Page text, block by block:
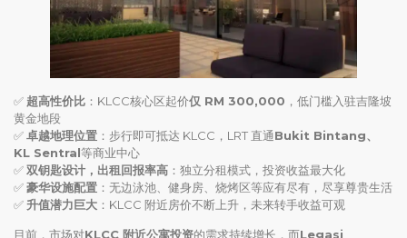
✅ 超高性价比 ：KLCC核心区起价仅 RM 300,000 ，低门槛入驻吉隆坡
黄金地段
✅卓越地理位置 ：步行即可抵达 KLCC，LRT 直通Bukit Bintang、
KL Sentral等商业中心
✅双钥匙设计，出租回报率高 ：独立分租模式，投资收益最大化
✅豪华设施配置 ：无边泳池、健身房、烧烤区等应有尽有，尽享尊贵生活
✅升值潜力巨大 ：KLCC 附近房价不断上升，未来转手收益可观
目前，市场对KLCC 附近公寓投资的需求持续增长，而Legasi